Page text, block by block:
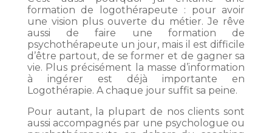
formation de logothérapeute : pour avoir
une vision plus ouverte du métier. Je rêve
aussi de faire une formation de
psychothérapeute un jour, mais il est difficile
d’être partout, de se former et de gagner sa
vie. Plus précisément la masse d’information
à ingérer est déjà importante en
Logothérapie. A chaque jour suffit sa peine.
Pour autant, la plupart de nos clients sont
aussi accompagnés par une psychologue ou